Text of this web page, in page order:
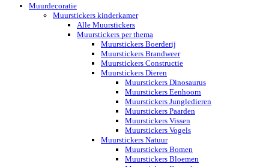
Muurdecoratie
Muurstickers kinderkamer
Alle Muurstickers
Muurstickers per thema
Muurstickers Boerderij
Muurstickers Brandweer
Muurstickers Constructie
Muurstickers Dieren
Muurstickers Dinosaurus
Muurstickers Eenhoorn
Muurstickers Jungledieren
Muurstickers Paarden
Muurstickers Vissen
Muurstickers Vogels
Muurstickers Natuur
Muurstickers Bomen
Muurstickers Bloemen